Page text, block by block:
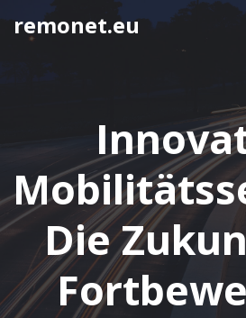
remonet.eu
Die